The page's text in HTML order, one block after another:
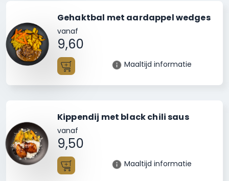
Gehaktbal met aardappel wedges
vanaf
9,60
Maaltijd informatie
Toevoegen
Kippendij met black chili saus
vanaf
9,50
Maaltijd informatie
Toevoegen